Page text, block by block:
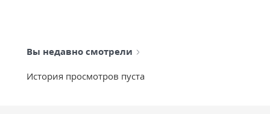
Вы недавно смотрели
История просмотров пуста